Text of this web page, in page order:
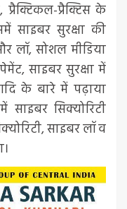
प्रैक्टिकल-प्रैक्टिस के
साइबर सुरक्षा की
लॉ, सोशल मीडिया
साइबर सुरक्षा में
के बारे में पढ़ाया
साइबर सिक्योरिटी
साइबर लॉ व